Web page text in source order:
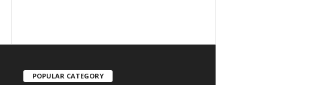
POPULAR CATEGORY